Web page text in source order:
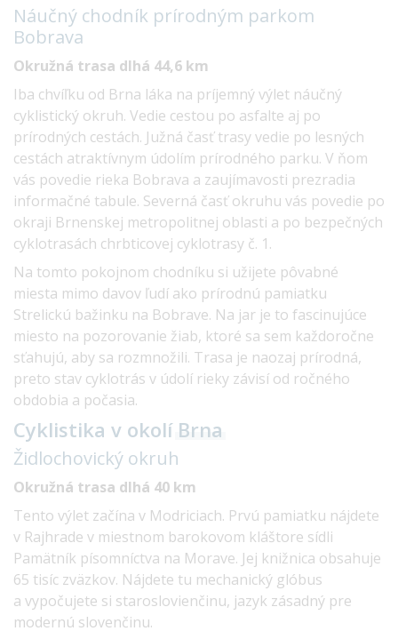
Náučný chodník prírodným parkom
Bobrava
Okružná trasa dlhá 44,6 km
Iba chvíľku od Brna láka na príjemný výlet náučný
cyklistický okruh. Vedie cestou po asfalte aj po
prírodných cestách. Južná časť trasy vedie po lesných
cestách atraktívnym údolím prírodného parku. V ňom
vás povedie rieka Bobrava a zaujímavosti prezradia
informačné tabule. Severná časť okruhu vás povedie po
okraji Brnenskej metropolitnej oblasti a po bezpečných
cyklotrasách chrbticovej cyklotrasy č. 1.
Na tomto pokojnom chodníku si užijete pôvabné
miesta mimo davov ľudí ako prírodnú pamiatku
Strelickú bažinku na Bobrave. Na jar je to fascinujúce
miesto na pozorovanie žiab, ktoré sa sem každoročne
sťahujú, aby sa rozmnožili. Trasa je naozaj prírodná,
preto stav cyklotrás v údolí rieky závisí od ročného
obdobia a počasia.
Cyklistika v okolí Brna
Židlochovický okruh
Okružná trasa dlhá 40 km
Tento výlet začína v Modriciach. Prvú pamiatku nájdete
v Rajhrade v miestnom barokovom kláštore sídli
Pamätník písomníctva na Morave. Jej knižnica obsahuje
65 tisíc zväzkov. Nájdete tu mechanický glóbus
a vypočujete si staroslovienčinu, jazyk zásadný pre
modernú slovenčinu.